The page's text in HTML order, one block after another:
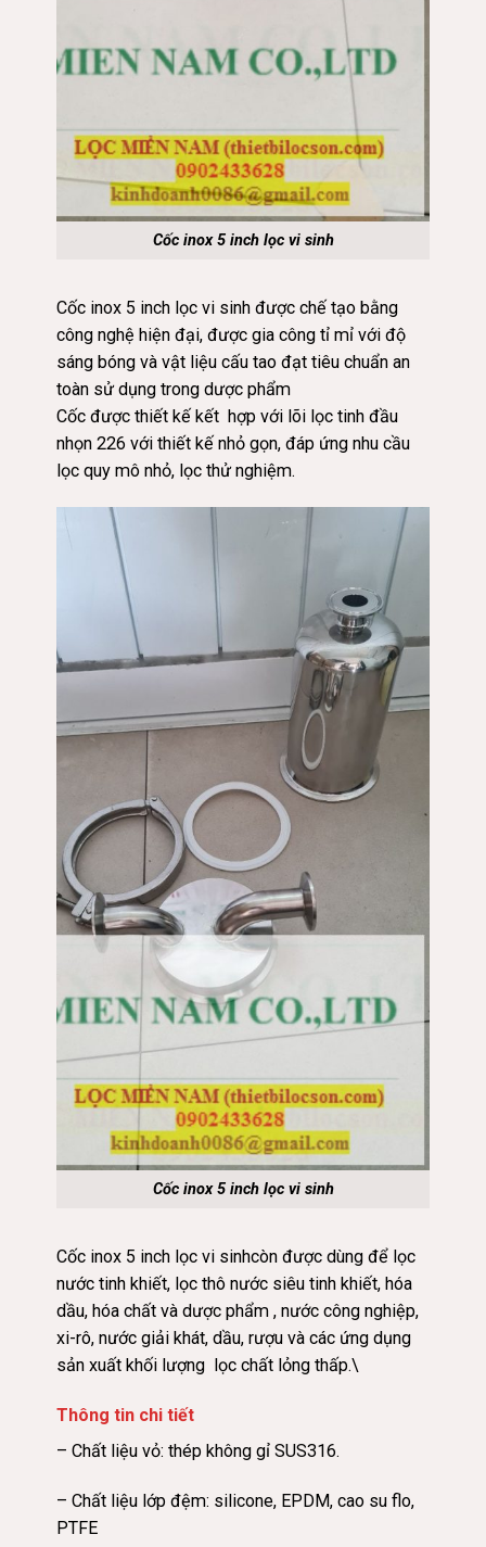
Cốc inox 5 inch lọc vi sinh
Cốc inox 5 inch lọc vi sinh được chế tạo bằng
công nghệ hiện đại, được gia công tỉ mỉ với độ
sáng bóng và vật liệu cấu tao đạt tiêu chuẩn an
toàn sử dụng trong dược phẩm
Cốc được thiết kế kết hợp với lõi lọc tinh đầu
nhọn 226 với thiết kế nhỏ gọn, đáp ứng nhu cầu
lọc quy mô nhỏ, lọc thử nghiệm.
Cốc inox 5 inch lọc vi sinh
Cốc inox 5 inch lọc vi sinhcòn được dùng để lọc
nước tinh khiết, lọc thô nước siêu tinh khiết, hóa
dầu, hóa chất và dược phẩm , nước công nghiệp,
xi-rô, nước giải khát, dầu, rượu và các ứng dụng
sản xuất khối lượng lọc chất lỏng thấp.\
Thông tin chi tiết
– Chất liệu vỏ: thép không gỉ SUS316.
– Chất liệu lớp đệm: silicone, EPDM, cao su flo,
PTFE